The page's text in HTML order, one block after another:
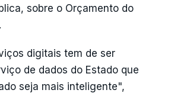
sobre o Orçamento do
digitais tem de ser
de dados do Estado que
seja mais inteligente",